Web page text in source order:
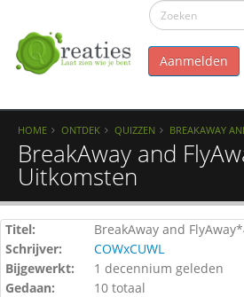
Aanmelden
HOME ONTDEK QUIZZEN BREAKAWAY
BreakAway and
Uitkomsten
Titel:
BreakAway and
Schrijver:
COWxCUWL
Bijgewerkt:
1 decennium geleden
Gedaan:
10 totaal